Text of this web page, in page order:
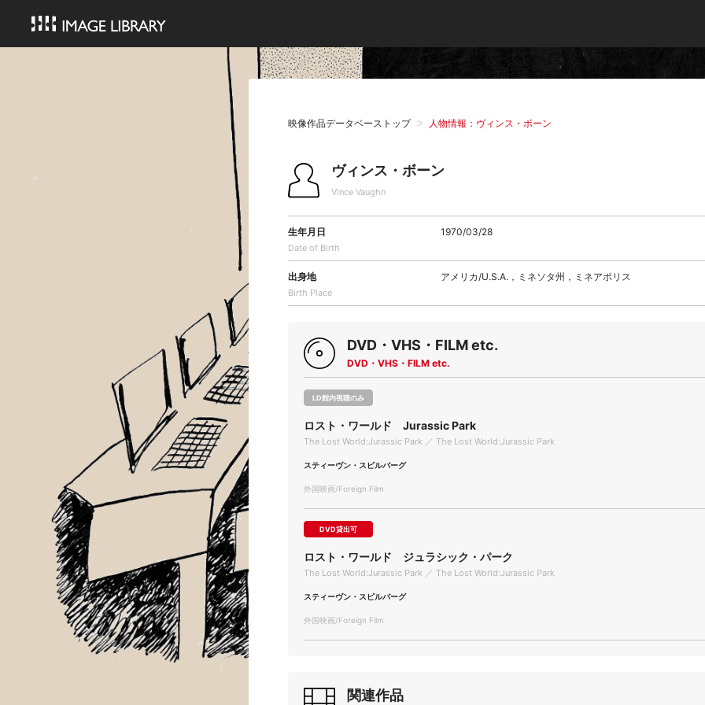
映像作品データベーストップ 人物情報：ヴィンス・ボーン
ヴィンス・ボーン
Vince Vaughn
生年月日
Date of Birth
1970/03/28
出身地
Birth Place
アメリカ/U.S.A.，ミネソタ州，ミネアポリス
DVD・VHS・FILM etc.
DVD・VHS・FILM etc.
LD館内視聴のみ
ロスト・ワールド Jurassic Park
The Lost World:Jurassic Park ／ The Lost World:Jurassic Park
スティーヴン・スピルバーグ
外国映画/Foreign Film
DVD貸出可
ロスト・ワールド ジュラシック・パーク
The Lost World:Jurassic Park ／ The Lost World:Jurassic Park
スティーヴン・スピルバーグ
外国映画/Foreign Film
関連作品